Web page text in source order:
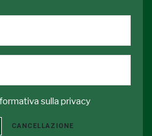
sulla privacy
CANCELLAZIONE